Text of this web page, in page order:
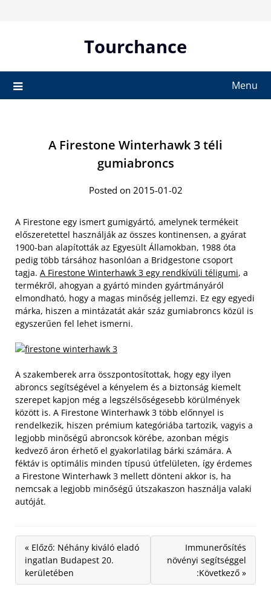
Tourchance
Menu
A Firestone Winterhawk 3 téli
gumiabroncs
Posted on 2015-01-02
A Firestone egy ismert gumigyártó, amelynek termékeit
előszeretettel használják az összes kontinensen, a gyárat
1900-ban alapították az Egyesült Államokban, 1988 óta
pedig több társához hasonlóan a Bridgestone csoport
tagja. A Firestone Winterhawk 3 egy rendkívüli téligumi, a
termékről, ahogyan a gyártó minden gyártmányáról
elmondható, hogy a magas minőség jellemzi. Ez egy egyedi
márka, hiszen a mintázatát akár száz gumiabroncs közül is
egyszerűen fel lehet ismerni.
A szakemberek arra összpontosítottak, hogy egy ilyen
abroncs segítségével a kényelem és a biztonság kiemelt
szerepet kapjon még a legszélsőségesebb körülmények
között is. A Firestone Winterhawk 3 több előnnyel is
rendelkezik, hiszen prémium kategóriába tartozik, vagyis a
legjobb minőségű abroncsok körébe, azonban mégis
kedvező áron érhető el gyakorlatilag bárki számára. A
féktáv is optimális minden típusú útfelületen, így érdemes
a Firestone Winterhawk 3 mellett dönteni akkor is, ha
nemcsak a legjobb minőségű útszakaszon használja valaki
autóját.
« Előző: Néhány kiváló eladó
ingatlan Budapest 20.
kerületében
Immunerősítés
növényi segítséggel
:Következő »